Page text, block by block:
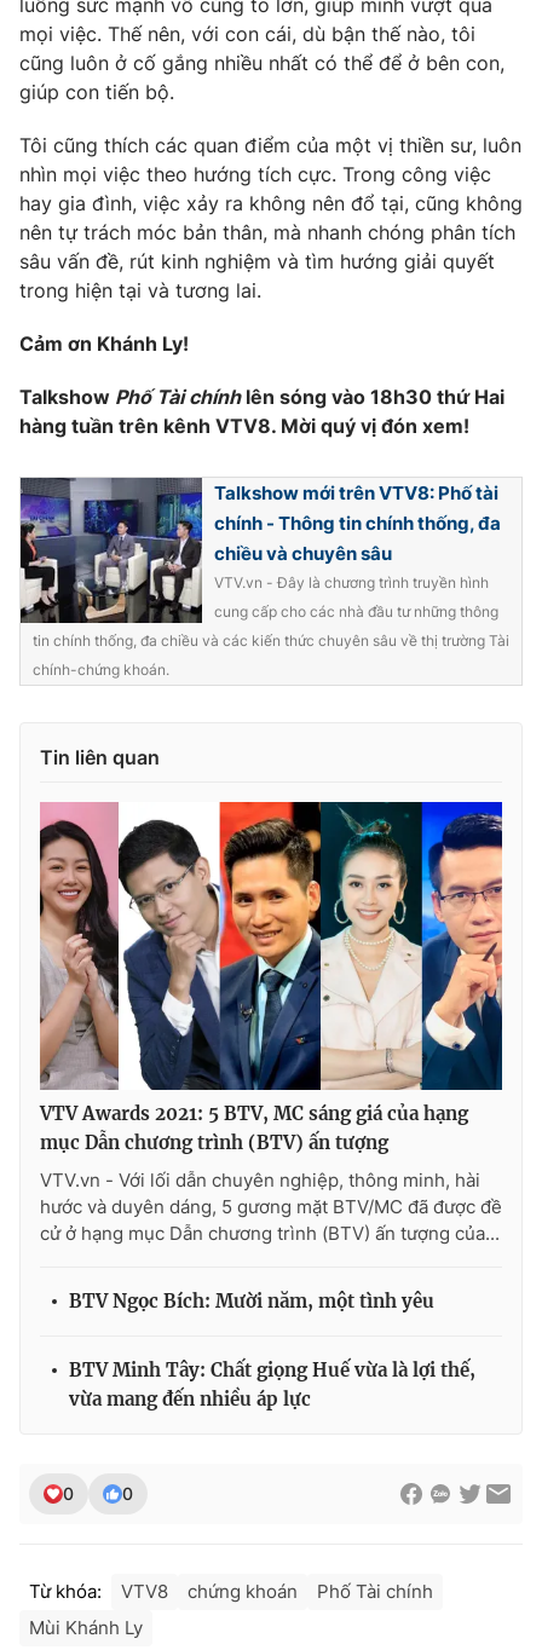
mọi việc. Thế nên, với con cái, dù bận thế nào, tôi
cũng luôn ở cố gắng nhiều nhất có thể để ở bên con,
giúp con tiến bộ.
Tôi cũng thích các quan điểm của một vị thiền sư, luôn
nhìn mọi việc theo hướng tích cực. Trong công việc
hay gia đình, việc xảy ra không nên đổ tại, cũng không
nên tự trách móc bản thân, mà nhanh chóng phân tích
sâu vấn đề, rút kinh nghiệm và tìm hướng giải quyết
trong hiện tại và tương lai.
Cảm ơn Khánh Ly!
Talkshow Phố Tài chínhlên sóng vào 18h30 thứ Hai
hàng tuần trên kênh VTV8. Mời quý vị đón xem!
Talkshow mới trên VTV8: Phố tài
chính - Thông tin chính thống, đa
chiều và chuyên sâu
VTV.vn - Đây là chương trình truyền hình
cung cấp cho các nhà đầu tư những thông
tin chính thống, đa chiều và các kiến thức chuyên sâu về thị trường Tài
chính-chứng khoán.
Tin liên quan
VTV Awards 2021: 5 BTV, MC sáng giá của hạng
mục Dẫn chương trình (BTV) ấn tượng
VTV.vn - Với lối dẫn chuyên nghiệp, thông minh, hài
hước và duyên dáng, 5 gương mặt BTV/MC đã được đề
cử ở hạng mục Dẫn chương trình (BTV) ấn tượng của...
BTV Ngọc Bích: Mười năm, một tình yêu
BTV Minh Tây: Chất giọng Huế vừa là lợi thế,
vừa mang đến nhiều áp lực
0 0
Từ khóa: VTV8 chứng khoán
Phố Tài chính
Mùi Khánh Ly